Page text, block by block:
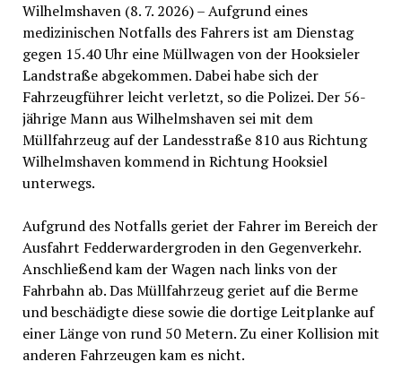
Wilhelmshaven (8. 7. 2026) – Aufgrund eines
medizinischen Notfalls des Fahrers ist am Dienstag
gegen 15.40 Uhr eine Müllwagen von der Hooksieler
Landstraße abgekommen. Dabei habe sich der
Fahrzeugführer leicht verletzt, so die Polizei. Der 56-
jährige Mann aus Wilhelmshaven sei mit dem
Müllfahrzeug auf der Landesstraße 810 aus Richtung
Wilhelmshaven kommend in Richtung Hooksiel
unterwegs.
Aufgrund des Notfalls geriet der Fahrer im Bereich der
Ausfahrt Fedderwardergroden in den Gegenverkehr.
Anschließend kam der Wagen nach links von der
Fahrbahn ab. Das Müllfahrzeug geriet auf die Berme
und beschädigte diese sowie die dortige Leitplanke auf
einer Länge von rund 50 Metern. Zu einer Kollision mit
anderen Fahrzeugen kam es nicht.